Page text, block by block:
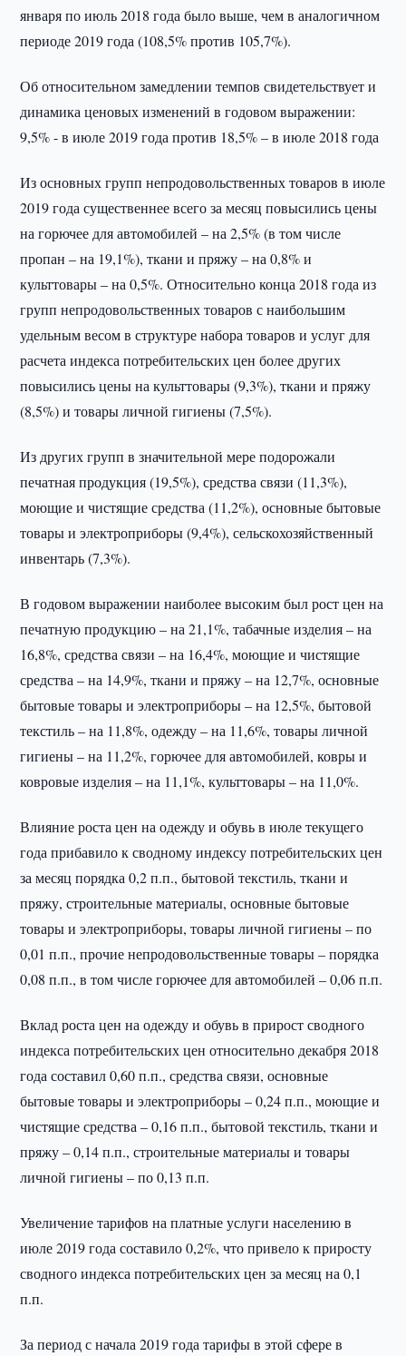
января по июль 2018 года было выше, чем в аналогичном
периоде 2019 года (108,5% против 105,7%).
Об относительном замедлении темпов свидетельствует и
динамика ценовых изменений в годовом выражении:
9,5% - в июле 2019 года против 18,5% – в июле 2018 года
Из основных групп непродовольственных товаров в июле
2019 года существеннее всего за месяц повысились цены
на горючее для автомобилей – на 2,5% (в том числе
пропан – на 19,1%), ткани и пряжу – на 0,8% и
культтовары – на 0,5%. Относительно конца 2018 года из
групп непродовольственных товаров с наибольшим
удельным весом в структуре набора товаров и услуг для
расчета индекса потребительских цен более других
повысились цены на культтовары (9,3%), ткани и пряжу
(8,5%) и товары личной гигиены (7,5%).
Из других групп в значительной мере подорожали
печатная продукция (19,5%), средства связи (11,3%),
моющие и чистящие средства (11,2%), основные бытовые
товары и электроприборы (9,4%), сельскохозяйственный
инвентарь (7,3%).
В годовом выражении наиболее высоким был рост цен на
печатную продукцию – на 21,1%, табачные изделия – на
16,8%, средства связи – на 16,4%, моющие и чистящие
средства – на 14,9%, ткани и пряжу – на 12,7%, основные
бытовые товары и электроприборы – на 12,5%, бытовой
текстиль – на 11,8%, одежду – на 11,6%, товары личной
гигиены – на 11,2%, горючее для автомобилей, ковры и
ковровые изделия – на 11,1%, культтовары – на 11,0%.
Влияние роста цен на одежду и обувь в июле текущего
года прибавило к сводному индексу потребительских цен
за месяц порядка 0,2 п.п., бытовой текстиль, ткани и
пряжу, строительные материалы, основные бытовые
товары и электроприборы, товары личной гигиены – по
0,01 п.п., прочие непродовольственные товары – порядка
0,08 п.п., в том числе горючее для автомобилей – 0,06 п.п.
Вклад роста цен на одежду и обувь в прирост сводного
индекса потребительских цен относительно декабря 2018
года составил 0,60 п.п., средства связи, основные
бытовые товары и электроприборы – 0,24 п.п., моющие и
чистящие средства – 0,16 п.п., бытовой текстиль, ткани и
пряжу – 0,14 п.п., строительные материалы и товары
личной гигиены – по 0,13 п.п.
Увеличение тарифов на платные услуги населению в
июле 2019 года составило 0,2%, что привело к приросту
сводного индекса потребительских цен за месяц на 0,1
п.п.
За период с начала 2019 года тарифы в этой сфере в